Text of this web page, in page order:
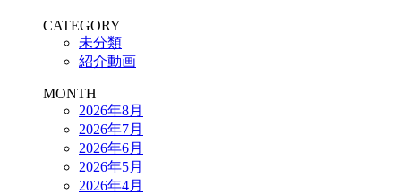
CATEGORY
未分類
紹介動画
MONTH
2026年8月
2026年7月
2026年6月
2026年5月
2026年4月